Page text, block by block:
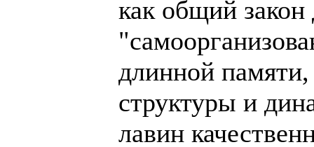
как общий
длинной
структуры и
лавин